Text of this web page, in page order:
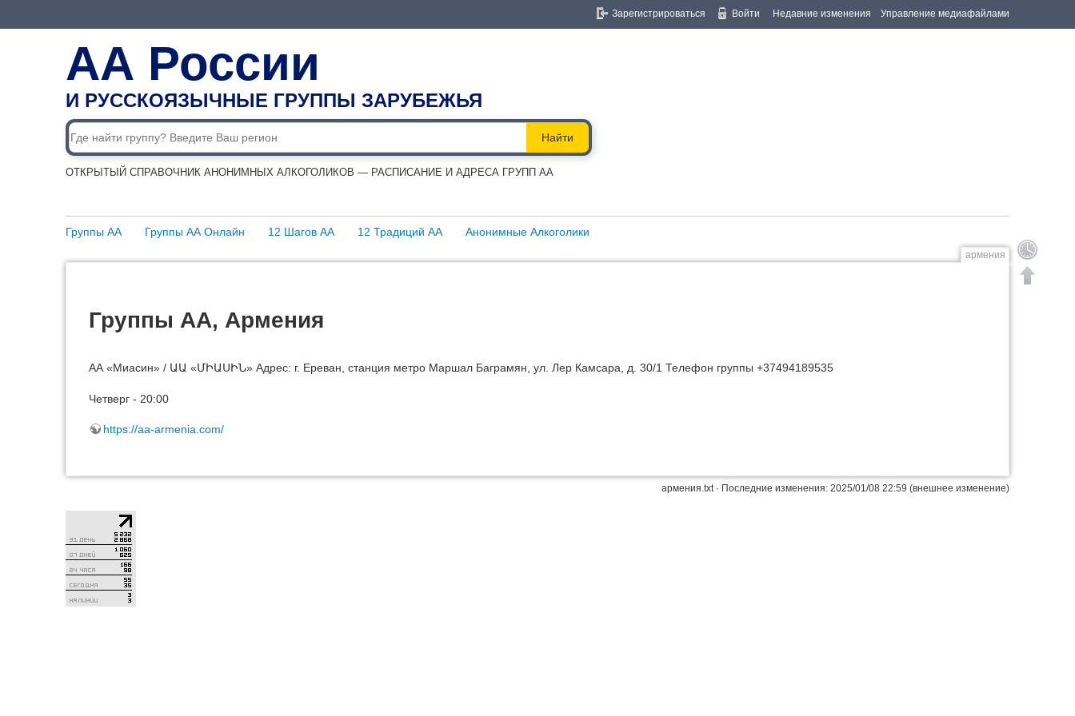
АА России
И РУССКОЯЗЫЧНЫЕ ГРУППЫ ЗАРУБЕЖЬЯ
Найти
ОТКРЫТЫЙ СПРАВОЧНИК АНОНИМНЫХ АЛКОГОЛИКОВ — РАСПИСАНИЕ И АДРЕСА ГРУПП АА
Группы АА Группы АА Онлайн 12 Шагов АА 12 Традиций АА Анонимные Алкоголики
Зарегистрироваться Войти Недавние изменения Управление медиафайлами
армения
Группы АА, Армения
АА «Миасин» / ԱԱ «ՄԻԱՍԻՆ» Адрес: г. Ереван, станция метро Маршал Баграмян, ул. Лер Камсара, д. 30/1 Телефон группы +37494189535
Четверг - 20:00
https://aa-armenia.com/
армения.txt · Последние изменения: 2025/01/08 22:59 (внешнее изменение)